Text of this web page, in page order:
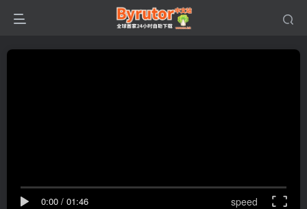
0:00 / 01:46 speed